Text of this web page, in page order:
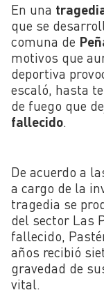
En una
que se
comuna de
motivos que
deportiva
escaló, hasta
de fuego que
fallecido
De acuerdo a
a cargo de la
tragedia se
del sector Las
fallecido,
años recibió
gravedad de
vital.